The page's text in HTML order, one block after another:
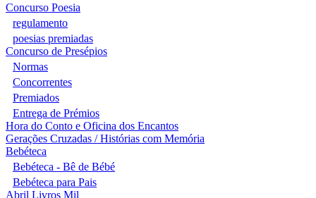
Concurso Poesia
regulamento
poesias premiadas
Concurso de Presépios
Normas
Concorrentes
Premiados
Entrega de Prémios
Hora do Conto e Oficina dos Encantos
Gerações Cruzadas / Histórias com Memória
Bebéteca
Bebéteca - Bê de Bébé
Bebéteca para Pais
Abril Livros Mil